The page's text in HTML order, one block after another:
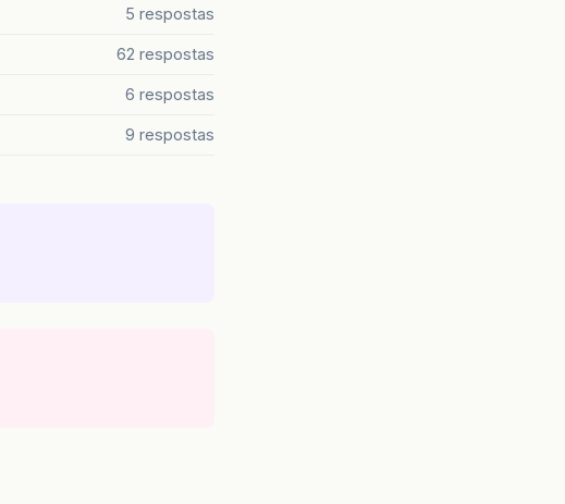
5 respostas
62 respostas
6 respostas
9 respostas